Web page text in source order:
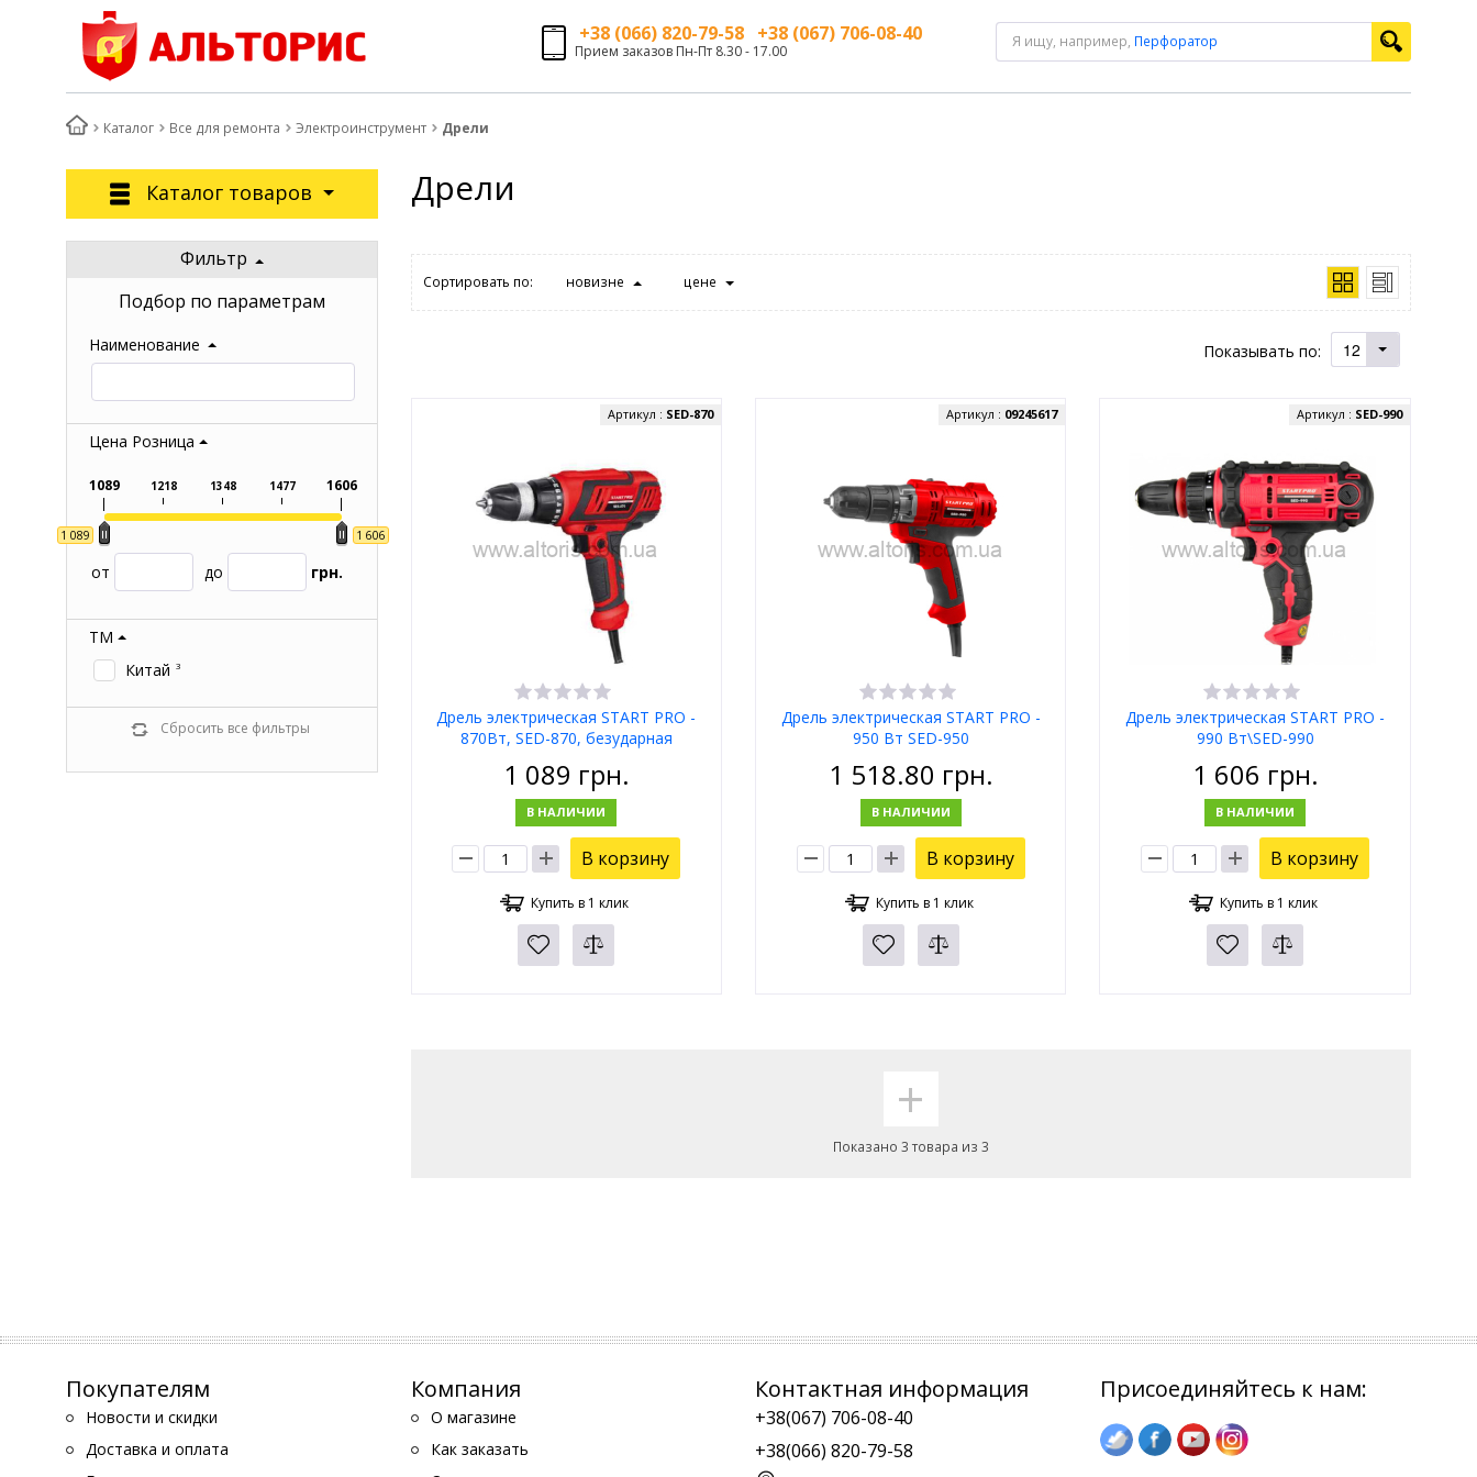
+38 (066) 820-79-58 +38 (067) 706-08-40
Прием заказов Пн-Пт 8.30 - 17.00
Я ищу, например, Перфоратор
Каталог Все для ремонта Электроинструмент Дрели
Каталог товаров
Фильтр
Подбор по параметрам
Наименование
Цена Розница
1 089 1 606
1089 1218 1348 1477 1606
от до грн.
ТМ
Китай 3
Сбросить все фильтры
Дрели
Сортировать по: новизне цене
Показывать по: 12
Дрель электрическая START PRO -
870Вт, SED-870, безударная
Артикул : SED-870
1 089 грн.
В НАЛИЧИИ
В корзину
Купить в 1 клик
Дрель электрическая START PRO -
950 Вт SED-950
Артикул : 09245617
1 518.80 грн.
В НАЛИЧИИ
В корзину
Купить в 1 клик
Дрель электрическая START PRO -
990 Вт\SED-990
Артикул : SED-990
1 606 грн.
В НАЛИЧИИ
В корзину
Купить в 1 клик
+
Показано 3 товара из 3
Покупателям
Новости и скидки
Доставка и оплата
Компания
О магазине
Как заказать
Контактная информация
+38(067) 706-08-40
+38(066) 820-79-58
Присоединяйтесь к нам: